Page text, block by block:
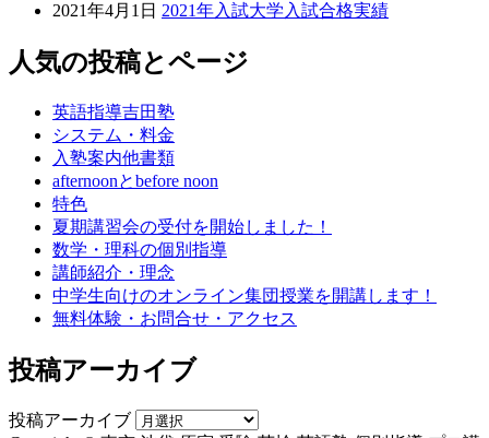
2021年4月1日 2021年入試大学入試合格実績
人気の投稿とページ
英語指導吉田塾
システム・料金
入塾案内他書類
afternoonとbefore noon
特色
夏期講習会の受付を開始しました！
数学・理科の個別指導
講師紹介・理念
中学生向けのオンライン集団授業を開講します！
無料体験・お問合せ・アクセス
投稿アーカイブ
投稿アーカイブ